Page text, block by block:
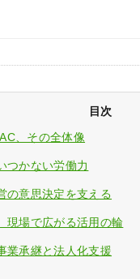
目次
、その全体像
つかない労働力
の意思決定を支える
現場で広がる活用の輪
業承継と法人化支援